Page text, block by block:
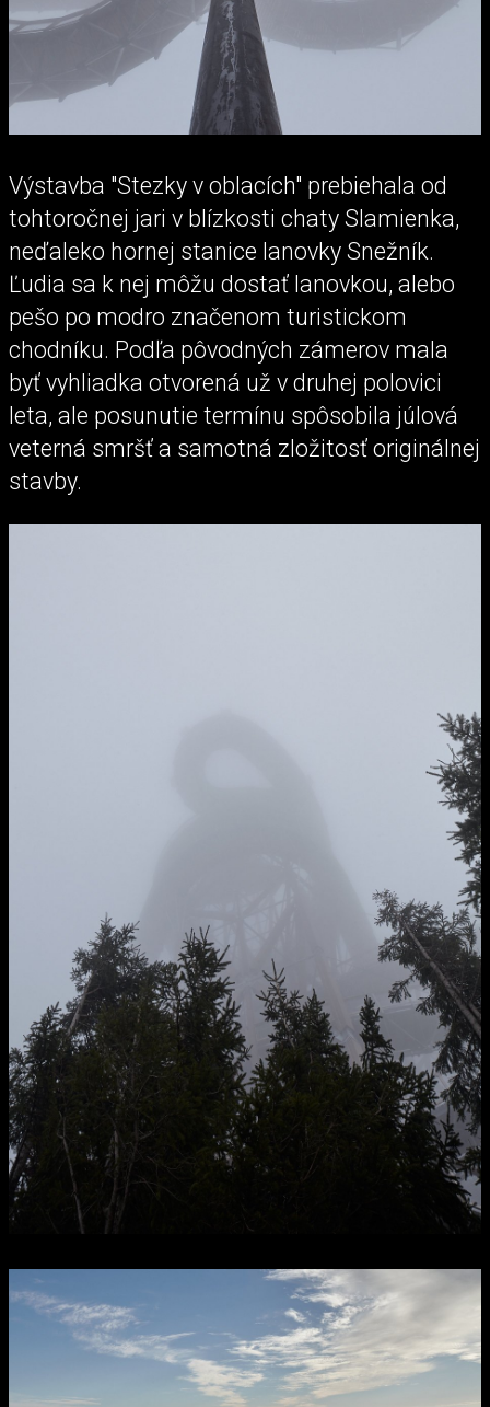
Výstavba "Stezky v oblacích" prebiehala od
tohtoročnej jari v blízkosti chaty Slamienka,
neďaleko hornej stanice lanovky Snežník.
Ľudia sa k nej môžu dostať lanovkou, alebo
pešo po modro značenom turistickom
chodníku. Podľa pôvodných zámerov mala
byť vyhliadka otvorená už v druhej polovici
leta, ale posunutie termínu spôsobila júlová
veterná smršť a samotná zložitosť originálnej
stavby.